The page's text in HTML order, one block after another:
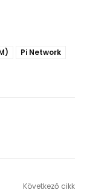
Pi Network
Következő cikk